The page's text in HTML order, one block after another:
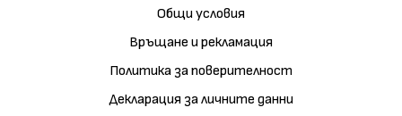
Общи условия
Връщане и рекламация
Политика за поверителност
Декларация за личните данни